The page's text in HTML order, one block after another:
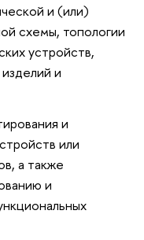
и (или)
схемы, топологии
устройств,
и
и
или
а также
и